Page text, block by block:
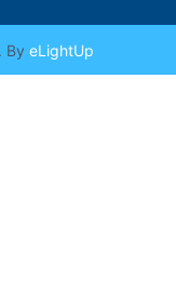
By eLightUp